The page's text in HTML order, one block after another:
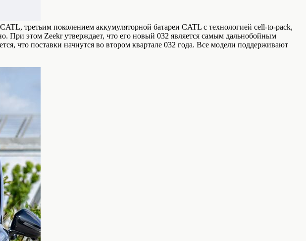
третьим поколением аккумуляторной батареи CATL с технологией cell-to-pack,
При этом Zeekr утверждает, что его новый 032 является самым дальнобойным
что поставки начнутся во втором квартале 032 года. Все модели поддерживают